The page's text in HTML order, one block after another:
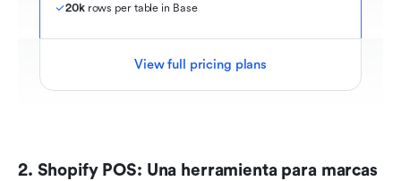
20k rows per table in Base
View full pricing plans
2. Shopify POS: Una herramienta para marcas